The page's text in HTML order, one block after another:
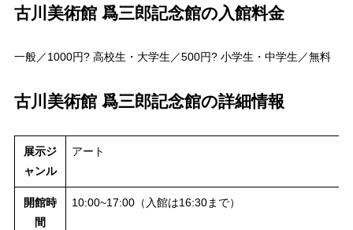
古川美術館 爲三郎記念館の入館料金
一般／1000円? 高校生・大学生／500円? 小学生・中学生／無料
古川美術館 爲三郎記念館の詳細情報
展示ジ
ャンル
アート
開館時
間
10:00~17:00（入館は16:30まで）